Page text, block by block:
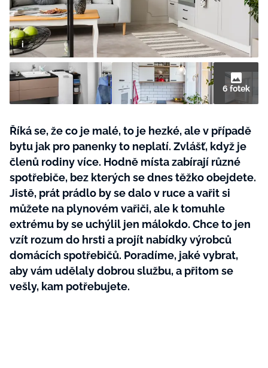
Tvoření
Rady a tipy
BurdaMedia
Extra
SVĚT ŽENY - 599 KČ
ROČNÍ PŘEDPLATNÉ SVĚT ŽENY +
SADA PRODUKTŮ MANA (10 ks)
6 fotek
Říká se, že co je malé, to je hezké, ale v případě
bytu jak pro panenky to neplatí. Zvlášť, když je
členů rodiny více. Hodně místa zabírají různé
spotřebiče, bez kterých se dnes těžko obejdete.
Jistě, prát prádlo by se dalo v ruce a vařit si
můžete na plynovém vařiči, ale k tomuhle
extrému by se uchýlil jen málokdo. Chce to jen
vzít rozum do hrsti a projít nabídky výrobců
domácích spotřebičů. Poradíme, jaké vybrat,
aby vám udělaly dobrou službu, a přitom se
vešly, kam potřebujete.